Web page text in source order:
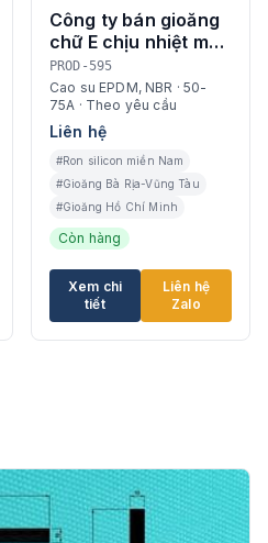
Công ty bán gioăng
chữ E chịu nhiệt màu
đỏ, trắng Tây Ninh
PROD-595
Cao su EPDM, NBR · 50-
75A · Theo yêu cầu
Liên hệ
#Ron silicon miền Nam
#Gioăng Bà Rịa-Vũng Tàu
#Gioăng Hồ Chí Minh
Còn hàng
Xem chi
tiết
Liên hệ
Zalo